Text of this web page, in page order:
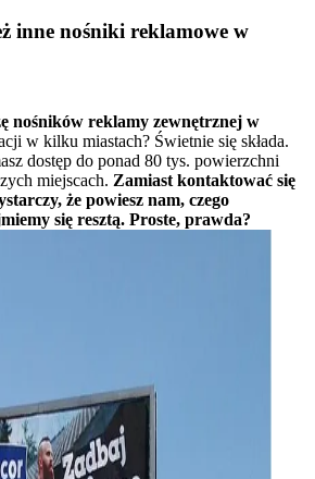
inne nośniki reklamowe w
nośników reklamy zewnętrznej w
w kilku miastach? Świetnie się składa.
dostęp do ponad 80 tys. powierzchni
miejscach. Zamiast kontaktować się
że powiesz nam, czego
się resztą. Proste, prawda?